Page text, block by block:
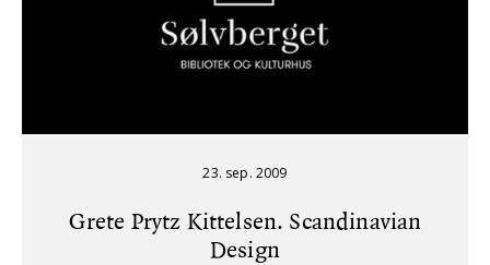
23. sep. 2009
Grete Prytz Kittelsen. Scandinavian
Design